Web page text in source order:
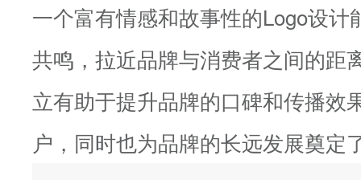
一个富有情感和故事性的Logo设计
共鸣，拉近品牌与消费者之间的距
立有助于提升品牌的口碑和传播效
户，同时也为品牌的长远发展奠定